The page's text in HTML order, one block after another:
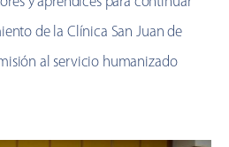
de la Clínica San Juan de
al servicio humanizado